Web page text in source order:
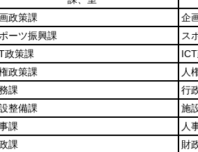
政策課
企
ーツ振興課
ス
政策課
政策課
人
課
行
整備課
施
課
人
課
財